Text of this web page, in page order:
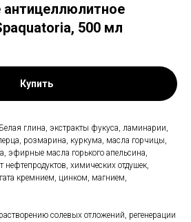
антицеллюлитное
500 мл
Купить
Белая глина, экстракты фукуса, ламинарии,
розмарина, куркума, масла горчицы,
эфирные масла горького апельсина,
нефтепродуктов, химических отдушек,
кремнием, цинком, магнием,
солевых отложений, регенерации